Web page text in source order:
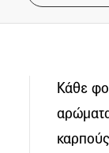
Κάθε